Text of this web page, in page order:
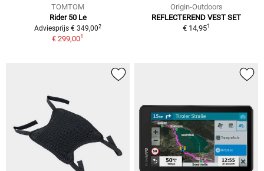
TOMTOM
Rider 50 Le
Adviesprijs € 349,002
€ 299,001
Origin-Outdoors
REFLECTEREND VEST SET
€ 14,951